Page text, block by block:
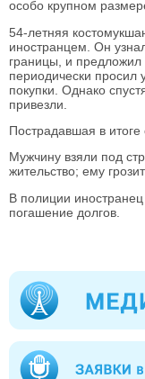
особо крупном
54-летняя
иностранцем. Он
границы, и
периодически просил
покупки. Однако
привезли.
Пострадавшая в
Мужчину взяли под
жительство; ему
В полиции иностранец
погашение долгов.